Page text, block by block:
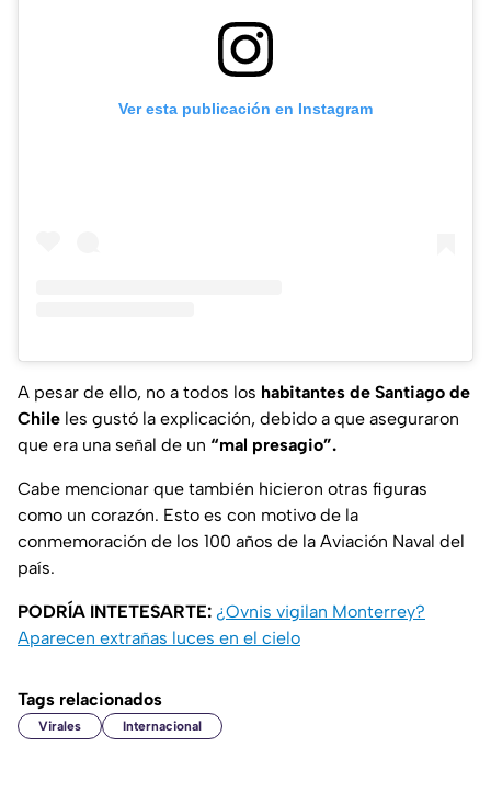
Ver esta publicación en Instagram
A pesar de ello, no a todos los habitantes de Santiago de
Chile les gustó la explicación, debido a que aseguraron
que era una señal de un “mal presagio”.
Cabe mencionar que también hicieron otras figuras
como un corazón. Esto es con motivo de la
conmemoración de los 100 años de la Aviación Naval del
país.
PODRÍA INTETESARTE: ¿Ovnis vigilan Monterrey?
Aparecen extrañas luces en el cielo
Tags relacionados
Virales Internacional